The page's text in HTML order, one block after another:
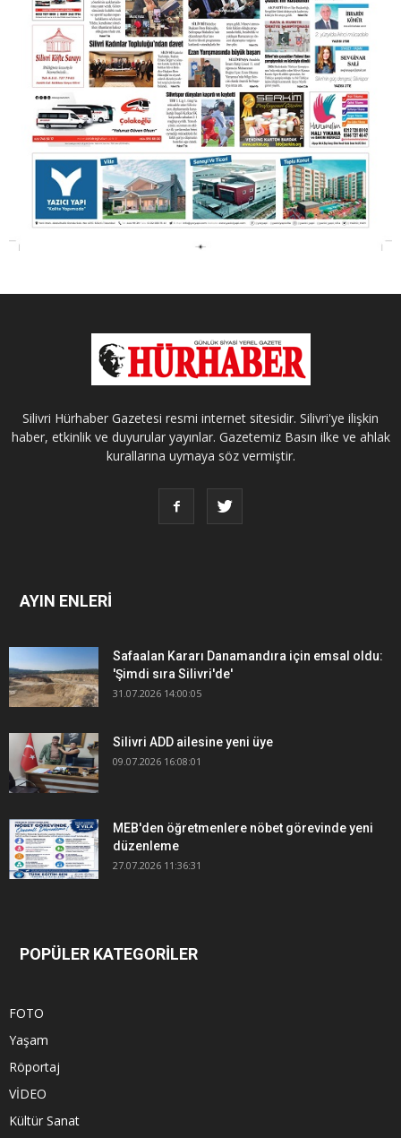
Silivri Hürhaber Gazetesi resmi internet sitesidir. Silivri'ye ilişkin
haber, etkinlik ve duyurular yayınlar. Gazetemiz Basın ilke ve ahlak
kurallarına uymaya söz vermiştir.
AYIN ENLERİ
Safaalan Kararı Danamandıra için emsal oldu:
'Şimdi sıra Silivri'de'
31.07.2026 14:00:05
Silivri ADD ailesine yeni üye
09.07.2026 16:08:01
MEB'den öğretmenlere nöbet görevinde yeni
düzenleme
27.07.2026 11:36:31
POPÜLER KATEGORİLER
FOTO
Yaşam
Röportaj
VİDEO
Kültür Sanat